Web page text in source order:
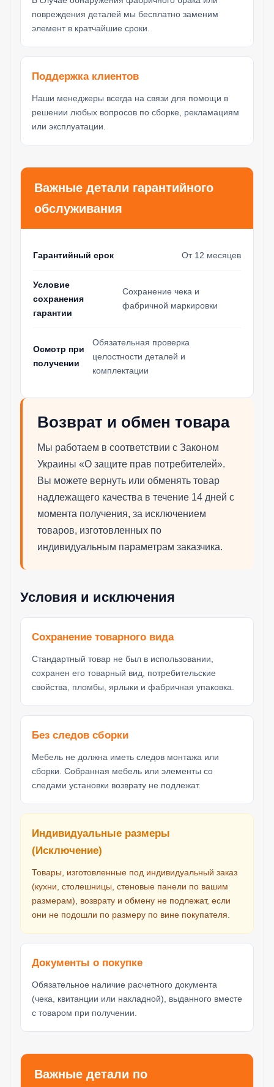
повреждения деталей мы бесплатно заменим
элемент в кратчайшие сроки.
Поддержка клиентов
Наши менеджеры всегда на связи для помощи в
решении любых вопросов по сборке, рекламациям
или эксплуатации.
Важные детали гарантийного
обслуживания
Гарантийный срок От 12 месяцев
Условие
сохранения
гарантии
Сохранение чека и
фабричной маркировки
Осмотр при
получении
Обязательная проверка
целостности деталей и
комплектации
Возврат и обмен товара
Мы работаем в соответствии с Законом
Украины «О защите прав потребителей».
Вы можете вернуть или обменять товар
надлежащего качества в течение 14 дней с
момента получения, за исключением
товаров, изготовленных по
индивидуальным параметрам заказчика.
Условия и исключения
Сохранение товарного вида
Стандартный товар не был в использовании,
сохранен его товарный вид, потребительские
свойства, пломбы, ярлыки и фабричная упаковка.
Без следов сборки
Мебель не должна иметь следов монтажа или
сборки. Собранная мебель или элементы со
следами установки возврату не подлежат.
Индивидуальные размеры
(Исключение)
Товары, изготовленные под индивидуальный заказ
(кухни, столешницы, стеновые панели по вашим
размерам), возврату и обмену не подлежат, если
они не подошли по размеру по вине покупателя.
Документы о покупке
Обязательное наличие расчетного документа
(чека, квитанции или накладной), выданного вместе
с товаром при получении.
Важные детали по